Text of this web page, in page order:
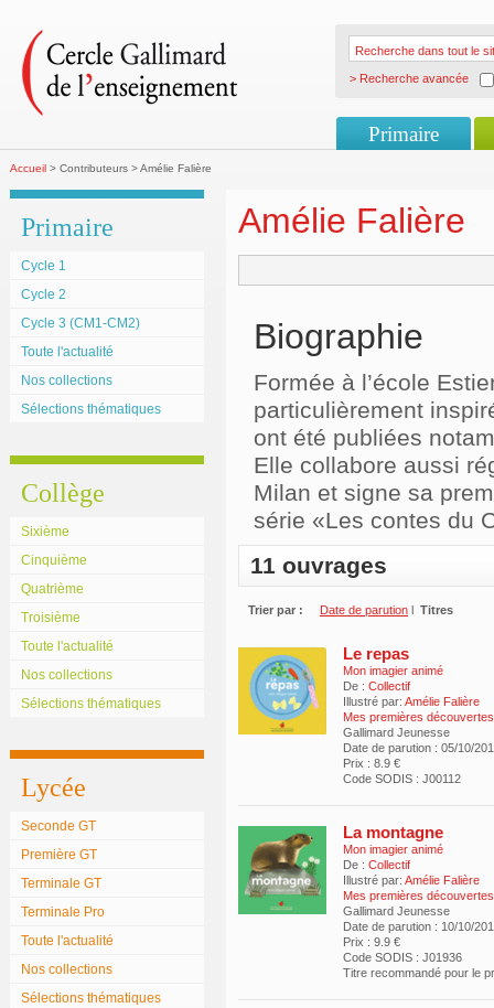
> Recherche avancée
Primaire
Accueil > Contributeurs > Amélie Falière
Primaire
Cycle 1
Cycle 2
Cycle 3 (CM1-CM2)
Toute l'actualité
Nos collections
Sélections thématiques
Collège
Sixième
Cinquième
Quatrième
Troisième
Toute l'actualité
Nos collections
Sélections thématiques
Lycée
Seconde GT
Première GT
Terminale GT
Terminale Pro
Toute l'actualité
Nos collections
Sélections thématiques
Amélie Falière
Biographie
Formée à l’école
particulièrement
ont été publiées
Elle collabore aussi
Milan et signe sa
série «Les contes du
11 ouvrages
Trier par : Date de parution l Titres
Le repas
Mon imagier animé
De : Collectif
Illustré par: Amélie Falière
Mes premières
Gallimard Jeunesse
Date de parution : 05/10/
Prix : 8.9 €
Code SODIS : J00112
La montagne
Mon imagier animé
De : Collectif
Illustré par: Amélie Falière
Mes premières
Gallimard Jeunesse
Date de parution : 10/10/
Prix : 9.9 €
Code SODIS : J01936
Titre recommandé pour le